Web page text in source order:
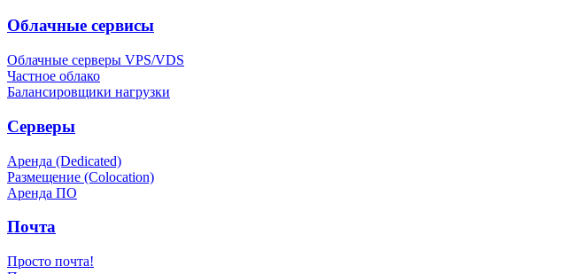
Облачные сервисы
Облачные серверы VPS/VDS
Частное облако
Балансировщики нагрузки
Серверы
Аренда (Dedicated)
Размещение (Colocation)
Аренда ПО
Почта
Просто почта!